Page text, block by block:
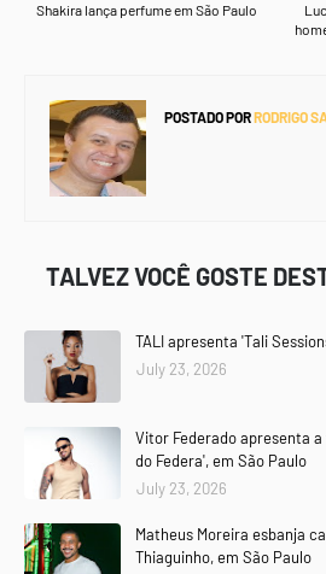
Shakira lança perfume em São Paulo
POSTADO PORRODRIGO
TALVEZ VOCÊ GOSTE
TALI apresenta 'Tali
July 23, 2026
Vitor Federado apresenta
do Federa', em São Paulo
July 23, 2026
Matheus Moreira esbanja
Thiaguinho, em São Paulo